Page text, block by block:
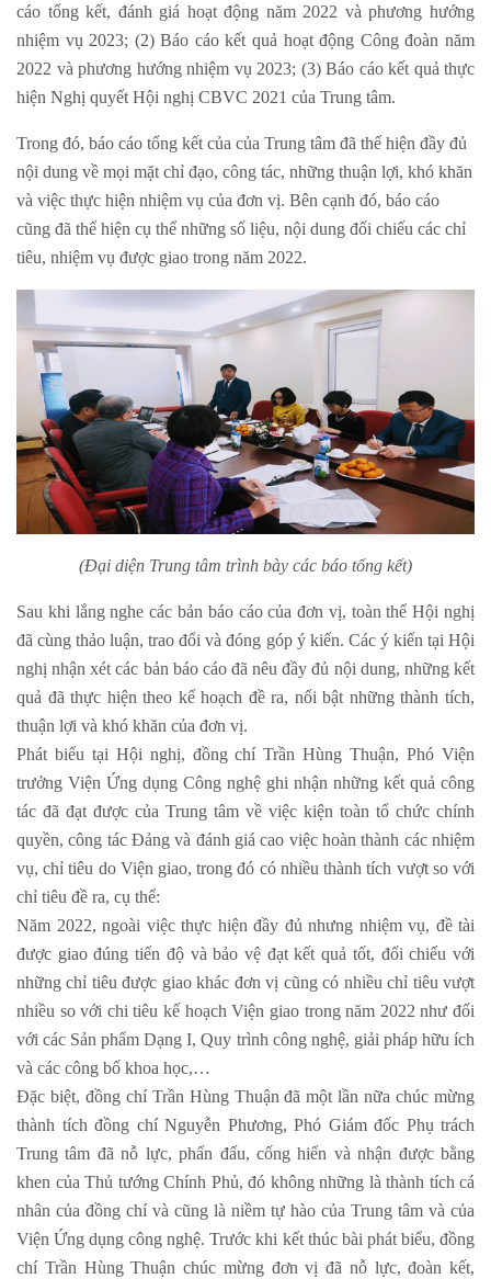
cáo tổng kết, đánh giá hoạt động năm 2022 và phương hướng
nhiệm vụ 2023; (2) Báo cáo kết quả hoạt động Công đoàn năm
2022 và phương hướng nhiệm vụ 2023; (3) Báo cáo kết quả thực
hiện Nghị quyết Hội nghị CBVC 2021 của Trung tâm.
Trong đó, báo cáo tổng kết của của Trung tâm đã thể hiện đầy đủ
nội dung về mọi mặt chỉ đạo, công tác, những thuận lợi, khó khăn
và việc thực hiện nhiệm vụ của đơn vị. Bên cạnh đó, báo cáo
cũng đã thể hiện cụ thể những số liệu, nội dung đối chiếu các chỉ
tiêu, nhiệm vụ được giao trong năm 2022.
(Đại diện Trung tâm trình bày các báo tổng kết)
Sau khi lắng nghe các bản báo cáo của đơn vị, toàn thể Hội nghị
đã cùng thảo luận, trao đổi và đóng góp ý kiến. Các ý kiến tại Hội
nghị nhận xét các bản báo cáo đã nêu đầy đủ nội dung, những kết
quả đã thực hiện theo kế hoạch đề ra, nổi bật những thành tích,
thuận lợi và khó khăn của đơn vị.
Phát biểu tại Hội nghị, đồng chí Trần Hùng Thuận, Phó Viện
trưởng Viện Ứng dụng Công nghệ ghi nhận những kết quả công
tác đã đạt được của Trung tâm về việc kiện toàn tổ chức chính
quyền, công tác Đảng và đánh giá cao việc hoàn thành các nhiệm
vụ, chỉ tiêu do Viện giao, trong đó có nhiều thành tích vượt so với
chỉ tiêu đề ra, cụ thể:
Năm 2022, ngoài việc thực hiện đầy đủ nhưng nhiệm vụ, đề tài
được giao đúng tiến độ và bảo vệ đạt kết quả tốt, đối chiếu với
những chỉ tiêu được giao khác đơn vị cũng có nhiều chỉ tiêu vượt
nhiều so với chi tiêu kế hoạch Viện giao trong năm 2022 như đối
với các Sản phẩm Dạng I, Quy trình công nghệ, giải pháp hữu ích
và các công bố khoa học,…
Đặc biệt, đồng chí Trần Hùng Thuận đã một lần nữa chúc mừng
thành tích đồng chí Nguyễn Phương, Phó Giám đốc Phụ trách
Trung tâm đã nỗ lực, phấn đấu, cống hiến và nhận được bằng
khen của Thủ tướng Chính Phủ, đó không những là thành tích cá
nhân của đồng chí và cũng là niềm tự hào của Trung tâm và của
Viện Ứng dụng công nghệ. Trước khi kết thúc bài phát biểu, đồng
chí Trần Hùng Thuận chúc mừng đơn vị đã nỗ lực, đoàn kết,